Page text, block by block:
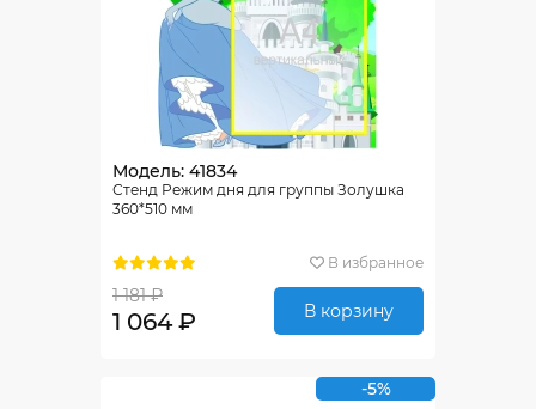
Модель: 41834
Стенд Режим дня для группы Золушка
360*510 мм
В избранное
1 181 ₽
1 064 ₽ В корзину
-5%